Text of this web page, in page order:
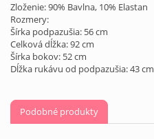
Zloženie: 90% Bavlna, 10% Elastan
Rozmery:
Šírka podpazušia: 56 cm
Celková dĺžka: 92 cm
Šírka bokov: 52 cm
Dĺžka rukávu od podpazušia: 43 cm
Podobné produkty